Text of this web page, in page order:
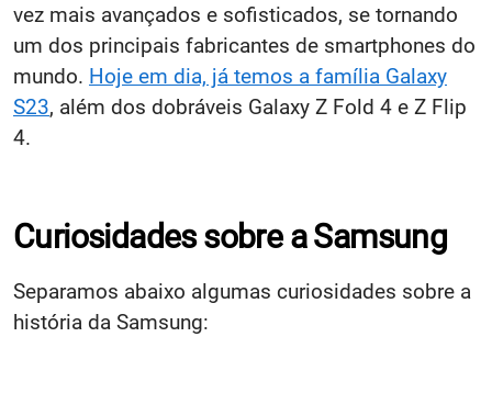
vez mais avançados e sofisticados, se tornando
um dos principais fabricantes de smartphones do
mundo. Hoje em dia, já temos a família Galaxy
S23, além dos dobráveis Galaxy Z Fold 4 e Z Flip
4.
Curiosidades sobre a Samsung
Separamos abaixo algumas curiosidades sobre a
história da Samsung: